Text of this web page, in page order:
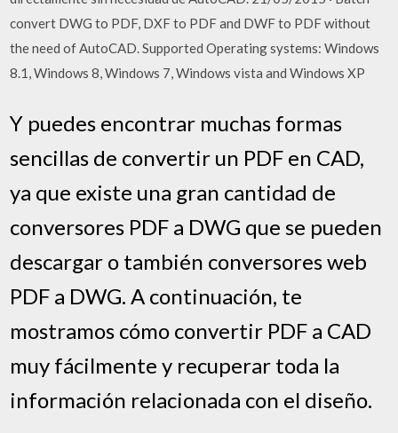
convert DWG to PDF, DXF to PDF and DWF to PDF without
the need of AutoCAD. Supported Operating systems: Windows
8.1, Windows 8, Windows 7, Windows vista and Windows XP
Y puedes encontrar muchas formas
sencillas de convertir un PDF en CAD,
ya que existe una gran cantidad de
conversores PDF a DWG que se pueden
descargar o también conversores web
PDF a DWG. A continuación, te
mostramos cómo convertir PDF a CAD
muy fácilmente y recuperar toda la
información relacionada con el diseño.